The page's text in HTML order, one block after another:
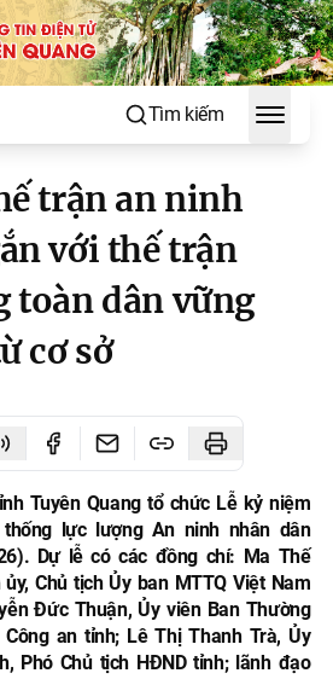
Tìm kiếm
Toggle
trận an ninh
với thế trận
toàn dân vững
cơ sở
Tuyên Quang tổ chức Lễ kỷ niệm
lực lượng An ninh nhân dân
Dự lễ có các đồng chí: Ma Thế
Chủ tịch Ủy ban MTTQ Việt Nam
Đức Thuận, Ủy viên Ban Thường
an tỉnh; Lê Thị Thanh Trà, Ủy
Phó Chủ tịch HĐND tỉnh; lãnh đạo